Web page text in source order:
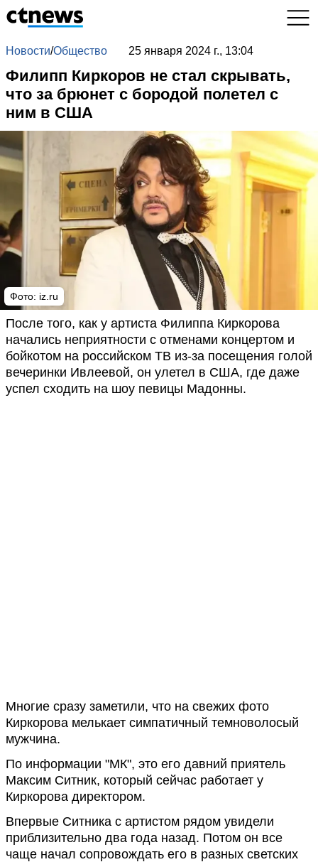
Новости/Общество 25 января 2024 г., 13:04
Филипп Киркоров не стал скрывать,
что за брюнет с бородой полетел с
ним в США
Фото: iz.ru
После того, как у артиста Филиппа Киркорова
начались неприятности с отменами концертом и
бойкотом на российском ТВ из-за посещения голой
вечеринки Ивлеевой, он улетел в США, где даже
успел сходить на шоу певицы Мадонны.
Многие сразу заметили, что на свежих фото
Киркорова мелькает симпатичный темноволосый
мужчина.
По информации "МК", это его давний приятель
Максим Ситник, который сейчас работает у
Киркорова директором.
Впервые Ситника с артистом рядом увидели
приблизительно два года назад. Потом он все
чаще начал сопровождать его в разных светских